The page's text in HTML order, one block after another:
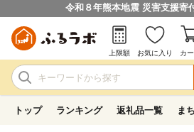
令和８年熊本地震 災害支援寄
上限額 お気に入り カ
トップ ランキング 返礼品一覧 ま